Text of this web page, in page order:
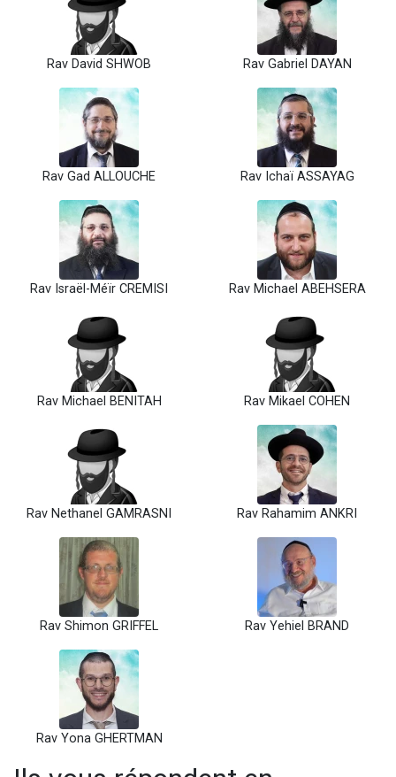
Rav David SHWOB Rav Gabriel DAYAN
Rav Gad ALLOUCHE Rav Ichaï ASSAYAG
Rav Israël-Méïr CREMISI Rav Michael ABEHSERA
Rav Michael BENITAH Rav Mikael COHEN
Rav Nethanel GAMRASNI Rav Rahamim ANKRI
Rav Shimon GRIFFEL Rav Yehiel BRAND
Rav Yona GHERTMAN